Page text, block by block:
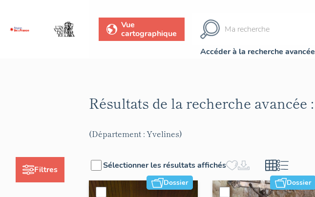
Vue
cartographique
Accéder à la recherche avancée
Filtres
Résultats de la recherche avancée :
(Département : Yvelines)
Sélectionner les résultats affichés
Dossier Dossier